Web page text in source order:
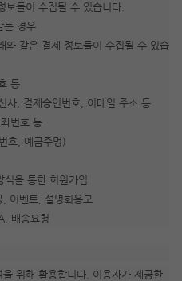
보들이 수집될 수 있습니다.
는 경우
같은 결제 정보들이 수집될 수 있습
등
사, 결제승인번호, 이메일 주소 등
번호 등
호, 예금주명)
을 통한 회원가입
이벤트, 설명회응모
배송요청
위해 활용합니다. 이용자가 제공한